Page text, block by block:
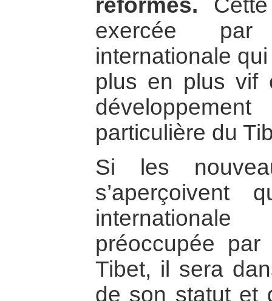
réformes.
exercée par
internationale
plus en plus vif
particulière du
Si les
s’aperçoivent
préoccupée
Tibet, il sera
de son statut et